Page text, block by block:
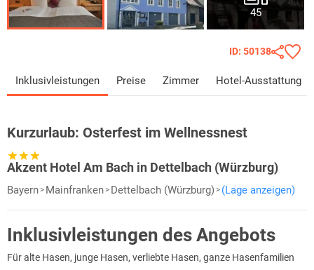
45
ID: 50138
Inklusivleistungen Preise Zimmer Hotel-Ausstattung
Kurzurlaub: Osterfest im Wellnessnest
Akzent Hotel Am Bach in Dettelbach (Würzburg)
Bayern Mainfranken Dettelbach (Würzburg) (Lage anzeigen)
Inklusivleistungen des Angebots
Für alte Hasen, junge Hasen, verliebte Hasen, ganze Hasenfamilien